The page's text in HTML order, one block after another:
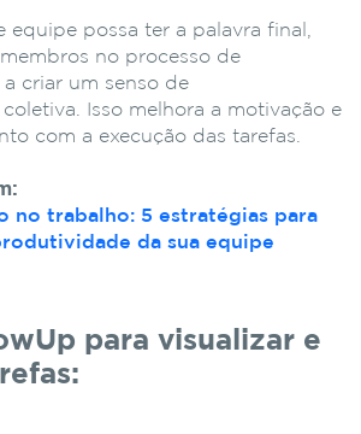
equipe possa ter a palavra final,
no processo de
criar um senso de
Isso melhora a motivação e
com a execução das tarefas.
no trabalho: 5 estratégias para
da sua equipe
para visualizar e